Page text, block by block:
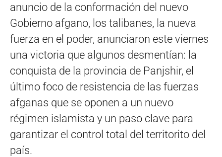
anuncio de la conformación del nuevo
Gobierno afgano, los talibanes, la nueva
fuerza en el poder, anunciaron este viernes
una victoria que algunos desmentían: la
conquista de la provincia de Panjshir, el
último foco de resistencia de las fuerzas
afganas que se oponen a un nuevo
régimen islamista y un paso clave para
garantizar el control total del territorito del
país.